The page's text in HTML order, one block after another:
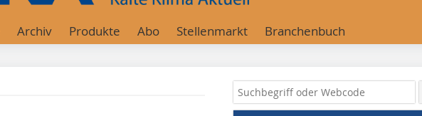
Archiv Produkte Abo Stellenmarkt Branchenbuch